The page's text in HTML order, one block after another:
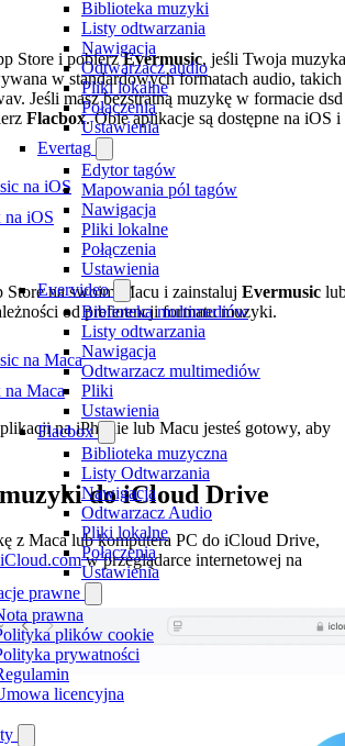
Biblioteka muzyki
Listy odtwarzania
Nawigacja
Odtwarzacz audio
Pliki lokalne
Połączenia
Ustawienia
Evertag
Edytor tagów
Mapowania pól tagów
Nawigacja
Pliki lokalne
Połączenia
Ustawienia
Evervideo
Biblioteka multimediów
Listy odtwarzania
Nawigacja
Odtwarzacz multimediów
Pliki
Ustawienia
Flacbox
Biblioteka muzyczna
Listy Odtwarzania
Nawigacja
Odtwarzacz Audio
Pliki lokalne
Połączenia
Ustawienia
prawne
prawna
plików cookie
prywatności
licencyjna
Store i pobierzEvermusic, jeśli Twoja muzyka
w standardowych formatach audio, takich
Jeśli masz bezstratną muzykę w formacie dsd
Flacbox. Obie aplikacje są dostępne na iOS i
na iOS
na iOS
na swoim Macu i zainstaluj Evermusic
od preferencji formatu muzyki.
na Maca
na Maca
na iPhonie lub Macu jesteś gotowy, aby
muzyki do iCloud Drive
z Maca lub komputera PC do iCloud Drive,
iCloud.comw przeglądarce internetowej na